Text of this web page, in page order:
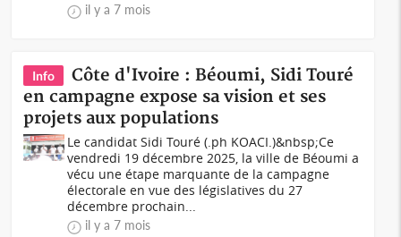
il y a 7 mois
Info
Côte d'Ivoire : Béoumi, Sidi Touré
en campagne expose sa vision et ses
projets aux populations
Le candidat Sidi Touré (.ph KOACI.)&nbsp;Ce
vendredi 19 décembre 2025, la ville de Béoumi a
vécu une étape marquante de la campagne
électorale en vue des législatives du 27
décembre prochain...
il y a 7 mois